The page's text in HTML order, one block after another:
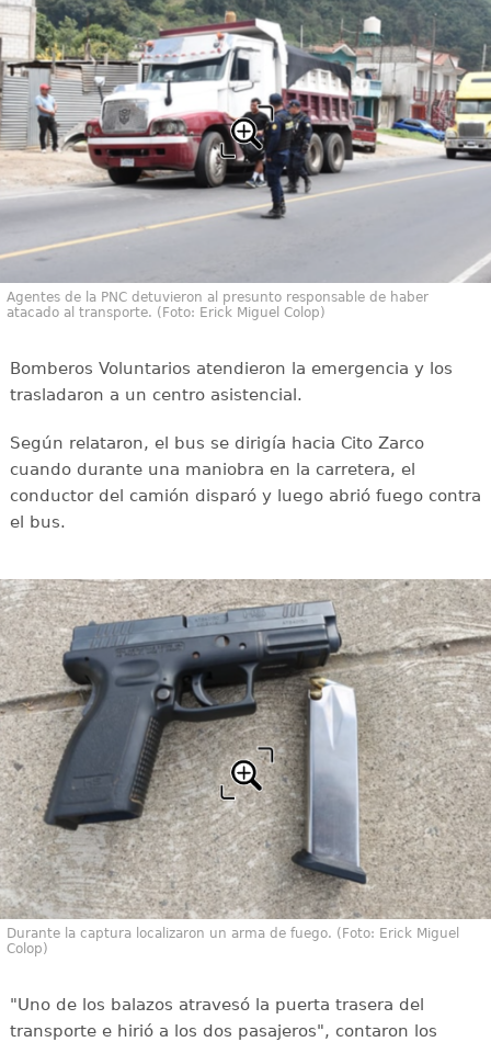
Agentes de la PNC detuvieron al presunto responsable de haber
atacado al transporte. (Foto: Erick Miguel Colop)
Bomberos Voluntarios atendieron la emergencia y los
trasladaron a un centro asistencial.
Según relataron, el bus se dirigía hacia Cito Zarco
cuando durante una maniobra en la carretera, el
conductor del camión disparó y luego abrió fuego contra
el bus.
Durante la captura localizaron un arma de fuego. (Foto: Erick Miguel
Colop)
"Uno de los balazos atravesó la puerta trasera del
transporte e hirió a los dos pasajeros", contaron los